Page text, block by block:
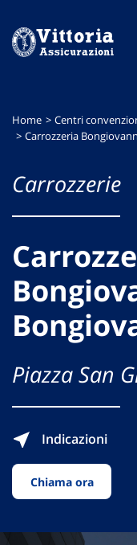
menu
contenuto
footer
Home
Centri
Carrozzeria
Carrozzerie
Piazza San
Indicazioni
Chiama ora